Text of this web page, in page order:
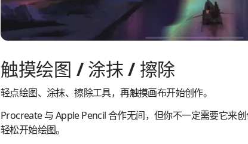
触摸绘图 / 涂抹 / 擦除
轻点绘图、涂抹、擦除工具，再触摸画布开始创作。
Procreate 与 Apple Pencil 合作无间，但你不一定需要它来
轻松开始绘图。